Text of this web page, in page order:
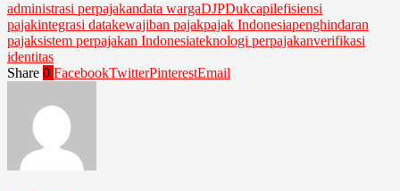
administrasi perpajakandata wargaDJPDukcapilefisiensi
pajakintegrasi datakewajiban pajakpajak Indonesiapenghindaran
pajaksistem perpajakan Indonesiateknologi perpajakanverifikasi
identitas
Share 0 FacebookTwitterPinterestEmail